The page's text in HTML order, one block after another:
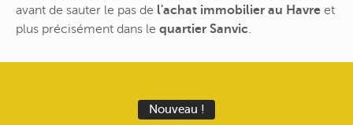
avant de sauter le pas de l'achat immobilier au Havre et
plus précisément dans le quartier Sanvic.
Nouveau !